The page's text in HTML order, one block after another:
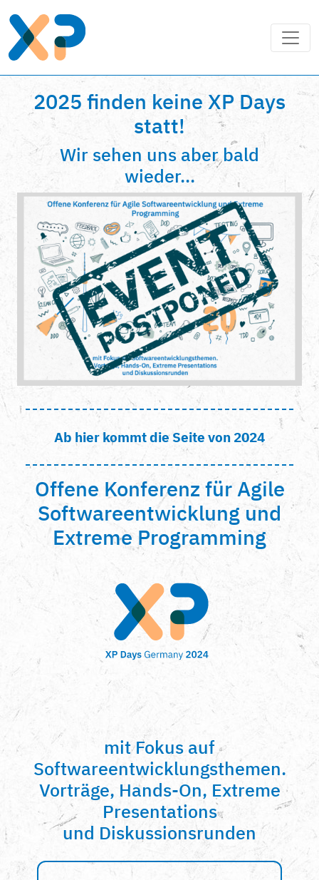
2025 finden keine XP Days
statt!
Wir sehen uns aber bald
wieder...
Ab hier kommt die Seite von 2024
Offene Konferenz für Agile
Softwareentwicklung und
Extreme Programming
mit Fokus auf
Softwareentwicklungsthemen.
Vorträge, Hands-On, Extreme
Presentations
und Diskussionsrunden